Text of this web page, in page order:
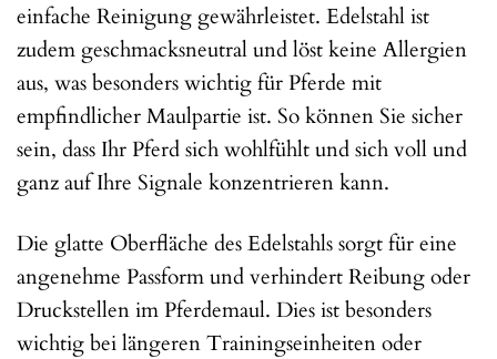
einfache Reinigung gewährleistet. Edelstahl ist
zudem geschmacksneutral und löst keine Allergien
aus, was besonders wichtig für Pferde mit
empfindlicher Maulpartie ist. So können Sie sicher
sein, dass Ihr Pferd sich wohlfühlt und sich voll und
ganz auf Ihre Signale konzentrieren kann.
Die glatte Oberfläche des Edelstahls sorgt für eine
angenehme Passform und verhindert Reibung oder
Druckstellen im Pferdemaul. Dies ist besonders
wichtig bei längeren Trainingseinheiten oder